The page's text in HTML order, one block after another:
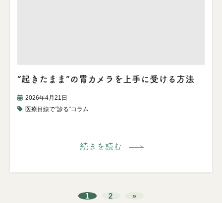
”起きたまま”の胃カメラを上手に受ける方法
2026年4月21日
医療目線で”診る”コラム
続きを読む
1 2 »